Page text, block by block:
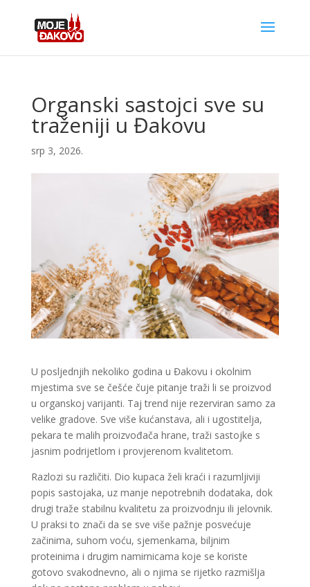
Organski sastojci sve su
traženiji u Đakovu
srp 3, 2026.
U posljednjih nekoliko godina u Đakovu i okolnim
mjestima sve se češće čuje pitanje traži li se proizvod
u organskoj varijanti. Taj trend nije rezerviran samo za
velike gradove. Sve više kućanstava, ali i ugostitelja,
pekara te malih proizvođača hrane, traži sastojke s
jasnim podrijetlom i provjerenom kvalitetom.
Razlozi su različiti. Dio kupaca želi kraći i razumljiviji
popis sastojaka, uz manje nepotrebnih dodataka, dok
drugi traže stabilnu kvalitetu za proizvodnju ili jelovnik.
U praksi to znači da se sve više pažnje posvećuje
začinima, suhom voću, sjemenkama, biljnim
proteinima i drugim namirnicama koje se koriste
gotovo svakodnevno, ali o njima se rijetko razmišlja